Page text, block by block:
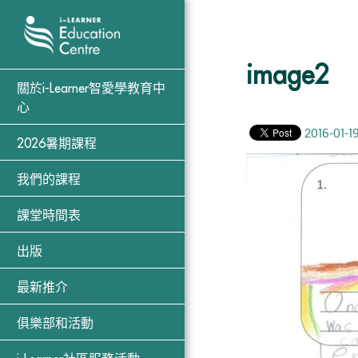
關於i-Learner智愛學教育中
心
2026暑期課程
我們的課程
課堂時間表
出版
最新推介
俱樂部和活動
image2
2016-01-